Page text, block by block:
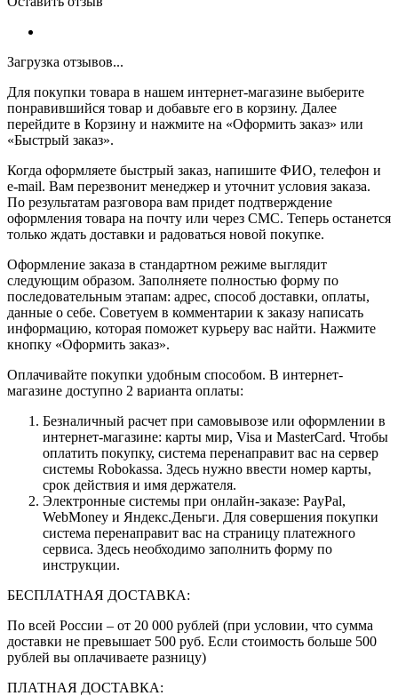
Загрузка отзывов...
Для покупки товара в нашем интернет-магазине выберите
понравившийся товар и добавьте его в корзину. Далее
перейдите в Корзину и нажмите на «Оформить заказ» или
«Быстрый заказ».
Когда оформляете быстрый заказ, напишите ФИО, телефон и
e-mail. Вам перезвонит менеджер и уточнит условия заказа.
По результатам разговора вам придет подтверждение
оформления товара на почту или через СМС. Теперь останется
только ждать доставки и радоваться новой покупке.
Оформление заказа в стандартном режиме выглядит
следующим образом. Заполняете полностью форму по
последовательным этапам: адрес, способ доставки, оплаты,
данные о себе. Советуем в комментарии к заказу написать
информацию, которая поможет курьеру вас найти. Нажмите
кнопку «Оформить заказ».
Оплачивайте покупки удобным способом. В интернет-
магазине доступно 2 варианта оплаты:
Безналичный расчет при самовывозе или оформлении в
интернет-магазине: карты мир, Visa и MasterCard. Чтобы
оплатить покупку, система перенаправит вас на сервер
системы Robokassa. Здесь нужно ввести номер карты,
срок действия и имя держателя.
Электронные системы при онлайн-заказе: PayPal,
WebMoney и Яндекс.Деньги. Для совершения покупки
система перенаправит вас на страницу платежного
сервиса. Здесь необходимо заполнить форму по
инструкции.
БЕСПЛАТНАЯ ДОСТАВКА:
По всей России – от 20 000 рублей (при условии, что сумма
доставки не превышает 500 руб. Если стоимость больше 500
рублей вы оплачиваете разницу)
ПЛАТНАЯ ДОСТАВКА: